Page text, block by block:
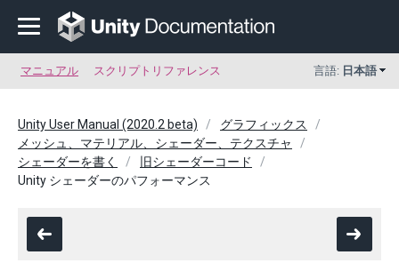
マニュアル スクリプトリファレンス 言語: 日本語
Unity User Manual (2020.2 beta)
グラフィックス
メッシュ、マテリアル、シェーダー、テクスチャ
シェーダーを書く
旧シェーダーコード
Unity シェーダーのパフォーマンス